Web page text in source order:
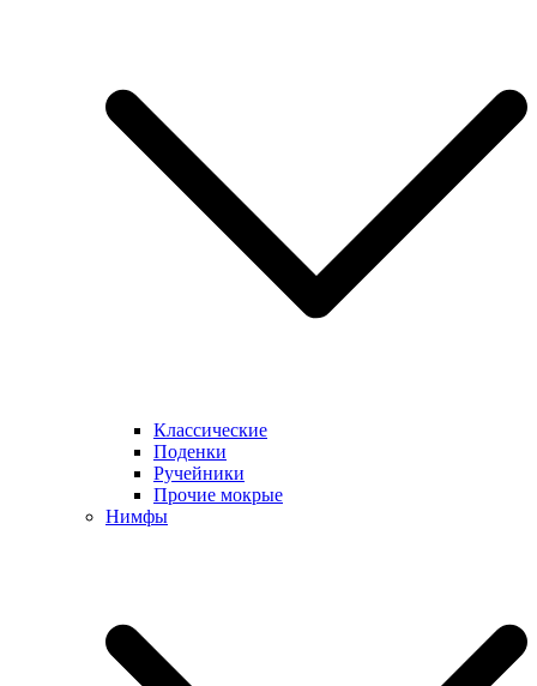
Классические
Поденки
Ручейники
Прочие мокрые
Нимфы